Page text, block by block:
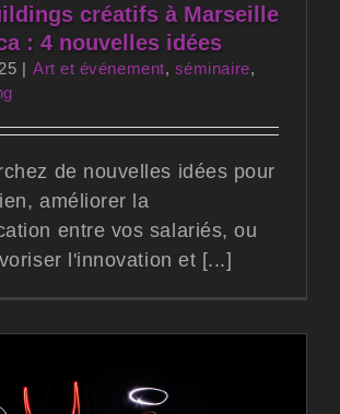
créatifs à Marseille
: 4 nouvelles idées
| Art et événement, séminaire,
de nouvelles idées pour
améliorer la
entre vos salariés, ou
l'innovation et [...]